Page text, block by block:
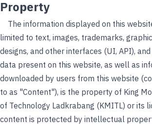
Property
The information displayed on this
limited to text, images, trademarks,
designs, and other interfaces (UI, API),
data present on this website, as well as
downloaded by users from this website
to as "Content"), is the property of King
of Technology Ladkrabang (KMITL) or its
content is protected by intellectual